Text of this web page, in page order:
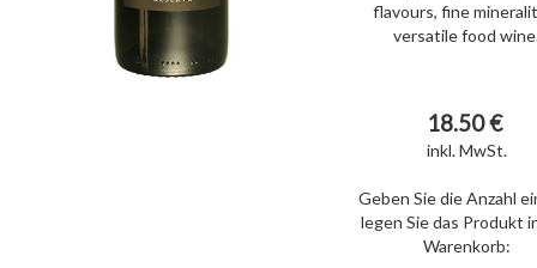
flavours, fine
versatile food
18.50 €
inkl. MwSt.
Geben Sie die Anzahl
legen Sie das Produkt
Warenkorb: